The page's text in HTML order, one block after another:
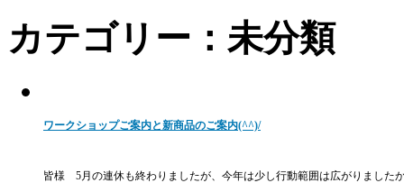
カテゴリー：未分類
ワークショップご案内と新商品のご案内(^^)/
皆様 5月の連休も終わりましたが、今年は少し行動範囲は広がりました